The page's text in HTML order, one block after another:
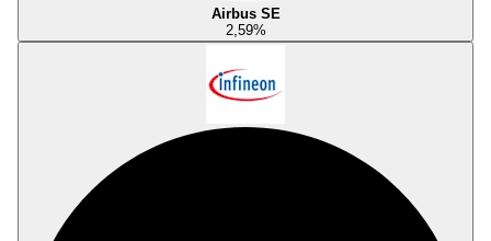
Airbus SE
2,59%